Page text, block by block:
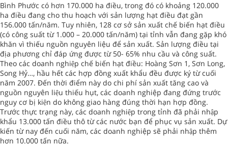
Bình Phước có hơn 170.000 ha điều, trong đó có khoảng 120.000
ha điều đang cho thu hoạch với sản lượng hạt điều đạt gần
156.000 tấn/năm. Tuy nhiên, 128 cơ sở sản xuất chế biến hạt điều
(có công suất từ 1.000 – 20.000 tấn/năm) tại tỉnh vẫn đang gặp khó
khăn vì thiếu nguồn nguyên liệu để sản xuất. Sản lượng điều tại
địa phương chỉ đáp ứng được từ 50- 65% nhu cầu và công suất.
Theo các doanh nghiệp chế biến hạt điều: Hoàng Sơn 1, Sơn Long,
Song Hỷ…, hầu hết các hợp đồng xuất khẩu đều được ký từ cuối
năm 2007. Đến thời điểm này do chi phí sản xuất tăng cao và
nguồn nguyên liệu thiếu hụt, các doanh nghiệp đang đứng trước
nguy cơ bị kiện do không giao hàng đúng thời hạn hợp đồng.
Trước thực trạng này, các doanh nghiệp trong tỉnh đã phải nhập
khẩu 13.000 tấn điều thô từ các nước bạn để phục vụ sản xuất. Dự
kiến từ nay đến cuối năm, các doanh nghiệp sẽ phải nhập thêm
hơn 10.000 tấn nữa.